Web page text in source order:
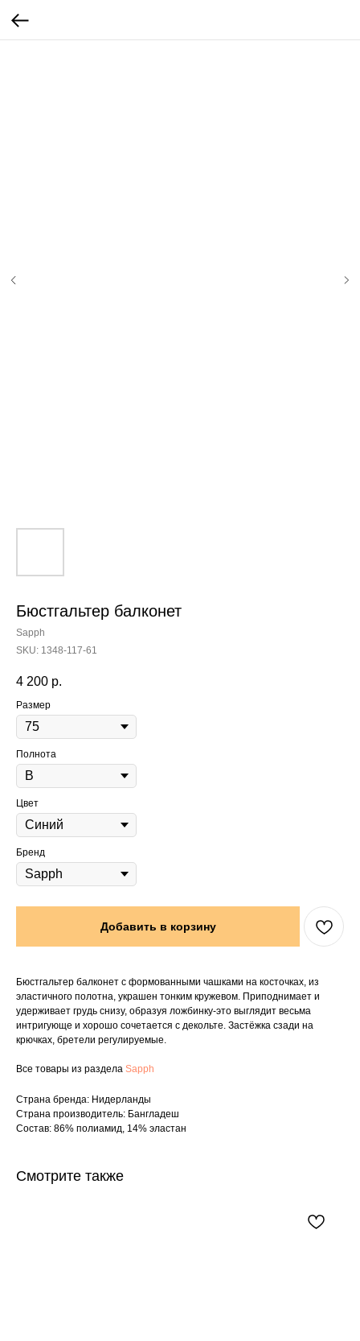
Бюстгальтер балконет
Sapph
SKU: 1348-117-61
4 200 р.
Размер
Полнота
Цвет
Бренд
Добавить в корзину
Бюстгальтер балконет с формованными чашками на косточках, из
эластичного полотна, украшен тонким кружевом. Приподнимает и
удерживает грудь снизу, образуя ложбинку-это выглядит весьма
интригующе и хорошо сочетается с декольте. Застёжка сзади на
крючках, бретели регулируемые.
Все товары из раздела Sapph
Страна бренда: Нидерланды
Страна производитель: Бангладеш
Состав: 86% полиамид, 14% эластан
Смотрите также